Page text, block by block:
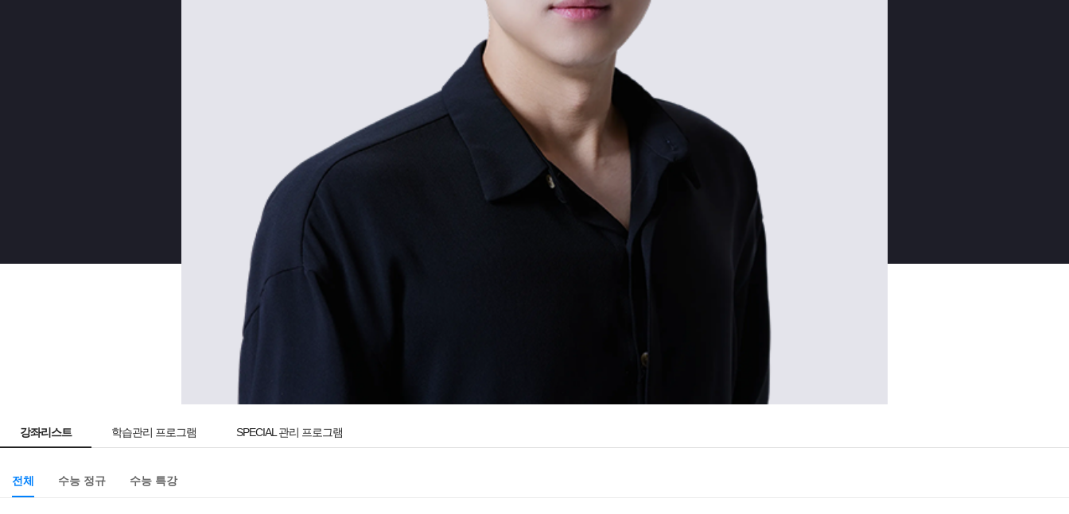
강좌리스트 학습관리 프로그램 SPECIAL 관리 프로그램
전체 수능 정규 수능 특강